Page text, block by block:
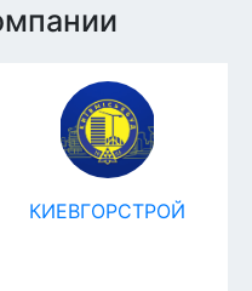
КИЕВГОРСТРОЙ